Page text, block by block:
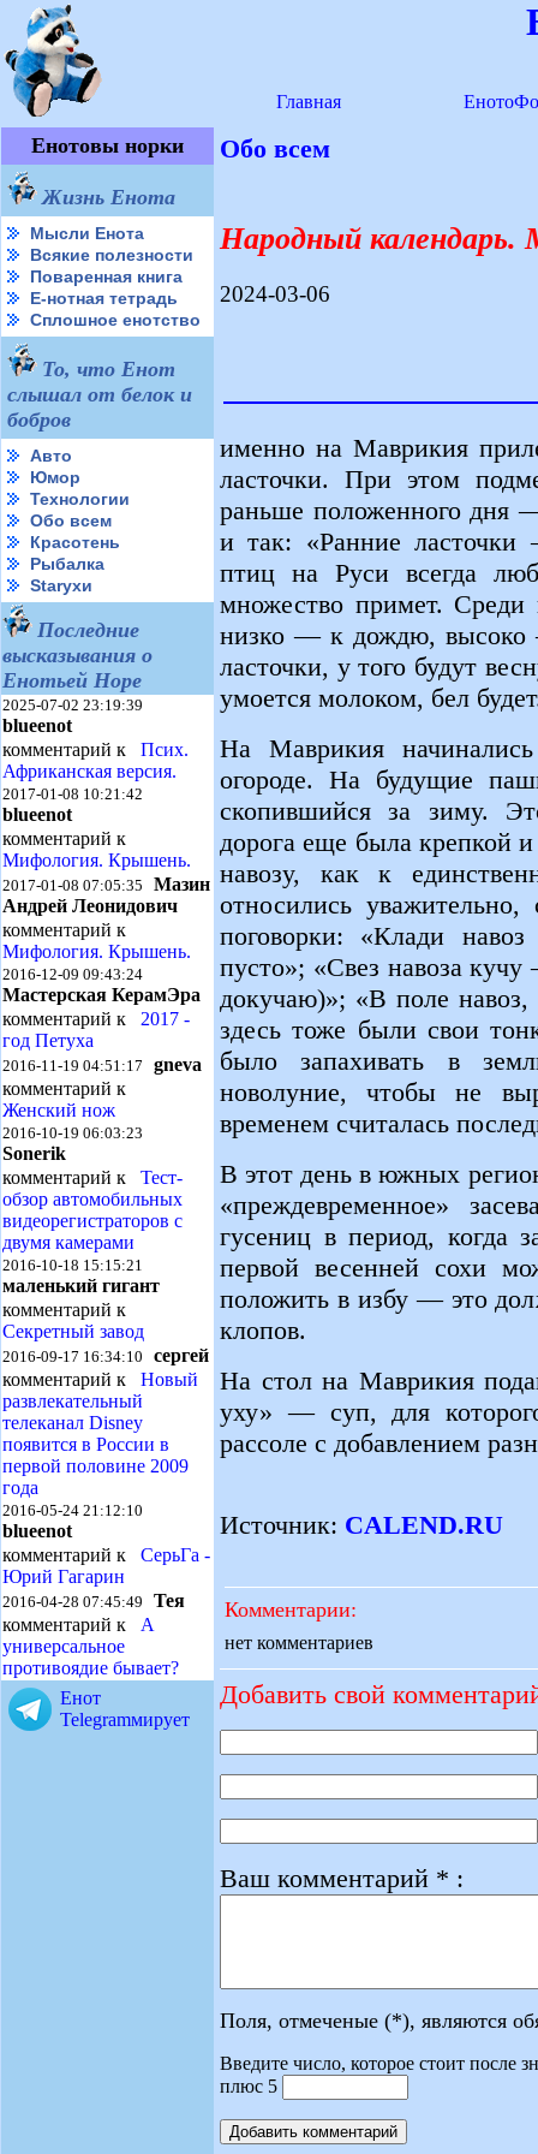
Главная
Енотовы норки
Жизнь Енота
Мысли Енота
Всякие полезности
Поваренная книга
Е-нотная тетрадь
Сплошное енотство
То, что Енот
слышал от белок и
бобров
Авто
Юмор
Технологии
Обо всем
Красотень
Рыбалка
Starухи
Последние
высказывания о
Енотьей Норе
2025-07-02 23:19:39
blueenot
комментарий к Псих.
Африканская версия.
2017-01-08 10:21:42
blueenot
комментарий к
Мифология. Крышень.
2017-01-08 07:05:35 Мазин
Андрей Леонидович
комментарий к
Мифология. Крышень.
2016-12-09 09:43:24
Мастерская КерамЭра
комментарий к 2017 -
год Петуха
2016-11-19 04:51:17 gneva
комментарий к
Женский нож
2016-10-19 06:03:23
Sonerik
комментарий к Тест-
обзор автомобильных
видеорегистраторов с
двумя камерами
2016-10-18 15:15:21
маленький гигант
комментарий к
Секретный завод
2016-09-17 16:34:10 сергей
комментарий к Новый
развлекательный
телеканал Disney
появится в России в
первой половине 2009
года
2016-05-24 21:12:10
blueenot
комментарий к СерьГа -
Юрий Гагарин
2016-04-28 07:45:49 Тея
комментарий к А
универсальное
противоядие бывает?
Енот
Telegramмирует
Обо всем
Народный календарь.
2024-03-06
именно на Маврикия
ласточки. При этом
раньше положенного дня
и так: «Ранние
птиц на Руси всегда
множество примет.
низко — к дождю, высоко
ласточки, у того будут
умоется молоком, бел
На Маврикия
огороде. На будущие
скопившийся за зиму.
дорога еще была крепкой
навозу, как к
относились
поговорки: «Клади
пусто»; «Свез навоза
докучаю)»; «В поле
здесь тоже были свои
было запахивать в
новолуние, чтобы не
временем считалась
В этот день в южных
«преждевременное»
гусениц в период, когда
первой весенней сохи
положить в избу — это
клопов.
На стол на Маврикия
уху» — суп, для
рассоле с добавлением
Источник: CALEND.RU
Комментарии:
нет комментариев
Добавить свой
Ваш комментарий * :
Поля, отмеченые (*), являются
Введите число, которое стоит после
плюс 5